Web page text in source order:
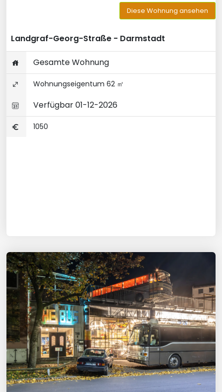
Diese Wohnung ansehen
Landgraf-Georg-Straße - Darmstadt
Gesamte Wohnung
Wohnungseigentum 62 ㎡
Verfügbar 01-12-2026
1050